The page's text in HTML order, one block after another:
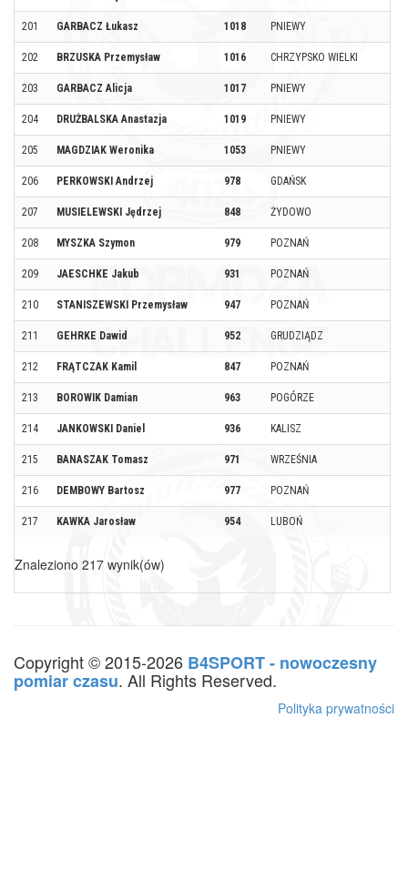
201 GARBACZ Łukasz 1018 PNIEWY
202 BRZUSKA Przemysław 1016 CHRZYPSKO WIELKI
203 GARBACZ Alicja 1017 PNIEWY
204 DRUŻBALSKA Anastazja 1019 PNIEWY
205 MAGDZIAK Weronika 1053 PNIEWY
206 PERKOWSKI Andrzej 978 GDAŃSK
207 MUSIELEWSKI Jędrzej 848 ŻYDOWO
208 MYSZKA Szymon 979 POZNAŃ
209 JAESCHKE Jakub 931 POZNAŃ
210 STANISZEWSKI Przemysław 947 POZNAŃ
211 GEHRKE Dawid 952 GRUDZIĄDZ
212 FRĄTCZAK Kamil 847 POZNAŃ
213 BOROWIK Damian 963 POGÓRZE
214 JANKOWSKI Daniel 936 KALISZ
215 BANASZAK Tomasz 971 WRZEŚNIA
216 DEMBOWY Bartosz 977 POZNAŃ
217 KAWKA Jarosław 954 LUBOŃ
Znaleziono 217 wynik(ów)
Copyright © 2015-2026 B4SPORT - nowoczesny
pomiar czasu. All Rights Reserved.
Polityka prywatności